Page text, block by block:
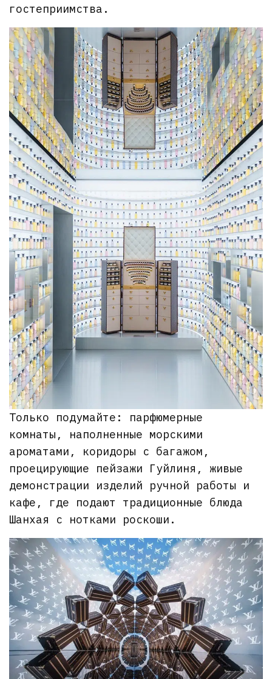
гостеприимства.
Только подумайте: парфюмерные
комнаты, наполненные морскими
ароматами, коридоры с багажом,
проецирующие пейзажи Гуйлиня, живые
демонстрации изделий ручной работы и
кафе, где подают традиционные блюда
Шанхая с нотками роскоши.